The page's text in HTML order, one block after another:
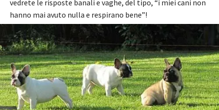
vedrete le risposte banali e vaghe, del tipo, “i miei cani non
hanno mai avuto nulla e respirano bene”!